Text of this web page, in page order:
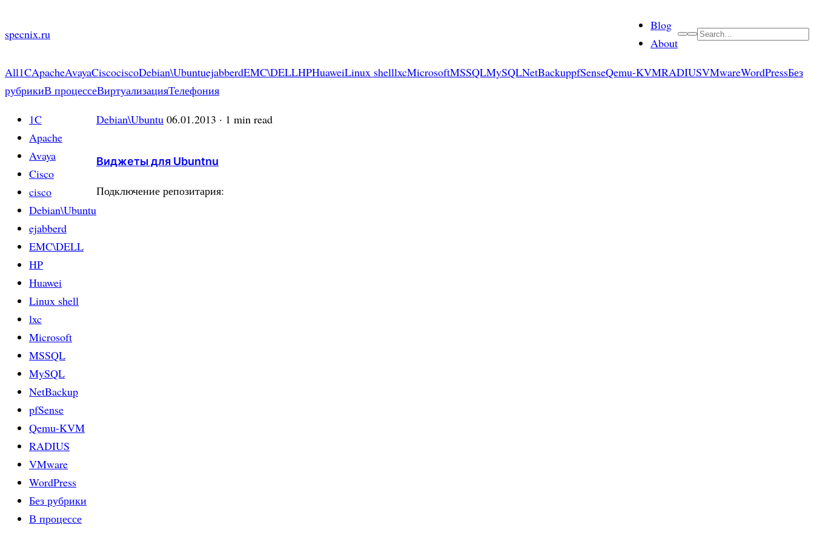
to
specnix.ru
Blog
About
Search
All1CApacheAvayaCiscociscoDebian\UbuntuejabberdEMC\DELLHPHuaweiLinux shelllxcMicrosoftMSSQLMySQLNetBackuppfSenseQemu-KVMRADIUSVMwareWordPressБез
рубрикиВ процессеВиртуализацияТелефония
1C
Apache
Avaya
Cisco
cisco
Debian\Ubuntu
ejabberd
EMC\DELL
HP
Huawei
Linux shell
lxc
Microsoft
MSSQL
MySQL
NetBackup
pfSense
Qemu-KVM
RADIUS
VMware
WordPress
Без рубрики
В процессе
Debian\Ubuntu 06.01.2013 · 1 min read
Виджеты для Ubuntnu
Подключение репозитария: